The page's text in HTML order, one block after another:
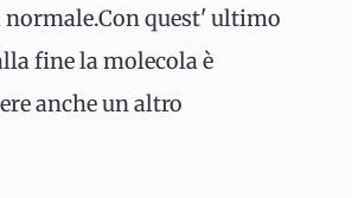
quest' ultimo
fine la molecola è
anche un altro